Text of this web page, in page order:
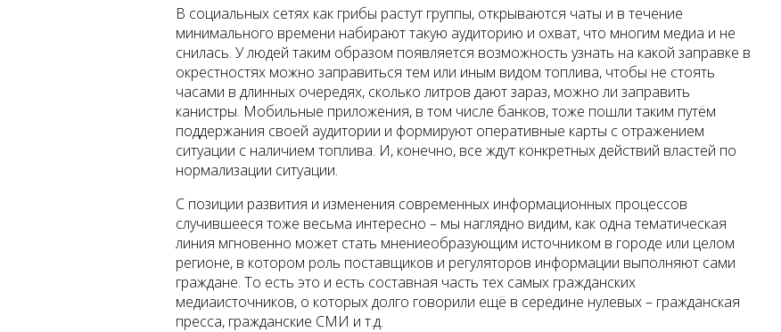
В социальных сетях как грибы растут группы, открываются чаты и в течение
минимального времени набирают такую аудиторию и охват, что многим медиа и не
снилась. У людей таким образом появляется возможность узнать на какой заправке в
окрестностях можно заправиться тем или иным видом топлива, чтобы не стоять
часами в длинных очередях, сколько литров дают зараз, можно ли заправить
канистры. Мобильные приложения, в том числе банков, тоже пошли таким путём
поддержания своей аудитории и формируют оперативные карты с отражением
ситуации с наличием топлива. И, конечно, все ждут конкретных действий властей по
нормализации ситуации.
С позиции развития и изменения современных информационных процессов
случившееся тоже весьма интересно – мы наглядно видим, как одна тематическая
линия мгновенно может стать мнениеобразующим источником в городе или целом
регионе, в котором роль поставщиков и регуляторов информации выполняют сами
граждане. То есть это и есть составная часть тех самых гражданских
медиаисточников, о которых долго говорили ещё в середине нулевых – гражданская
пресса, гражданские СМИ и т.д.